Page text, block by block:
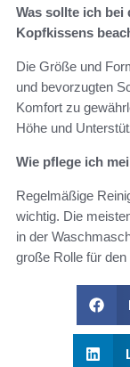
Was sollte ich bei
Kopfkissens
Die Größe und
und bevorzugten
Komfort zu
Höhe und
Wie pflege ich
Regelmäßige
wichtig. Die
in der
große Rolle für